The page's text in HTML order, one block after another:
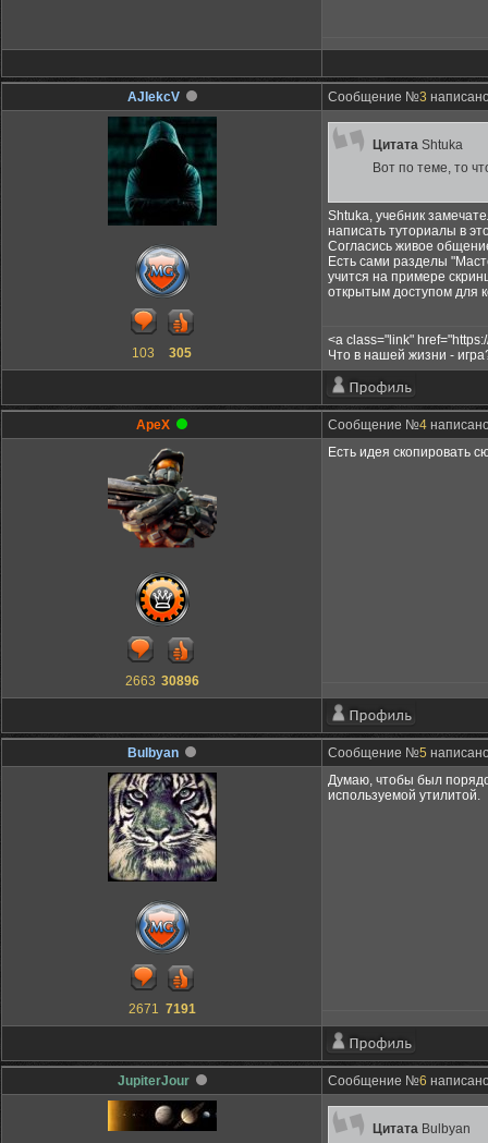
AJIekcV Сообщение №3
103 305
Цитата Shtuka
Вот по теме, то
Shtuka, учебник
написать туториалы в
Согласись живое
Есть сами разделы
учится на примере
открытым доступом для
<a class="link"
Что в нашей жизни -
ApeX Сообщение №4
2663 30896
Есть идея скопировать
Bulbyan Сообщение №5
2671 7191
Думаю, чтобы был
используемой утилитой.
JupiterJour Сообщение №6
Цитата Bulbyan